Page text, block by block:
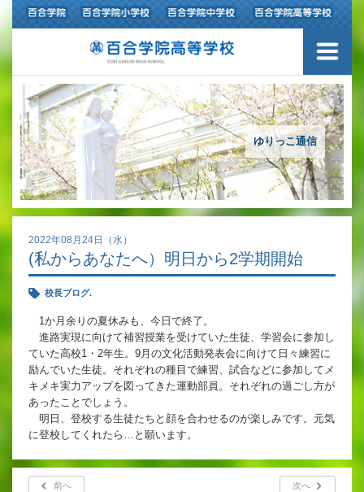
ゆりっこ通信
2022年08月24日（水）
(私からあなたへ）明日から2学期開始
校長ブログ.
1か月余りの夏休みも、今日で終了。
進路実現に向けて補習授業を受けていた生徒、学習会に参加し
ていた高校1・2年生。9月の文化活動発表会に向けて日々練習に
励んでいた生徒。それぞれの種目で練習、試合などに参加してメ
キメキ実力アップを図ってきた運動部員。それぞれの過ごし方が
あったことでしょう。
明日、登校する生徒たちと顔を合わせるのが楽しみです。元気
に登校してくれたら…と願います。
前へ 次へ
学校紹介
アクセスマップ
沿革
アカデミックリサーチコース
充実のフォローアップ体制
英語教育